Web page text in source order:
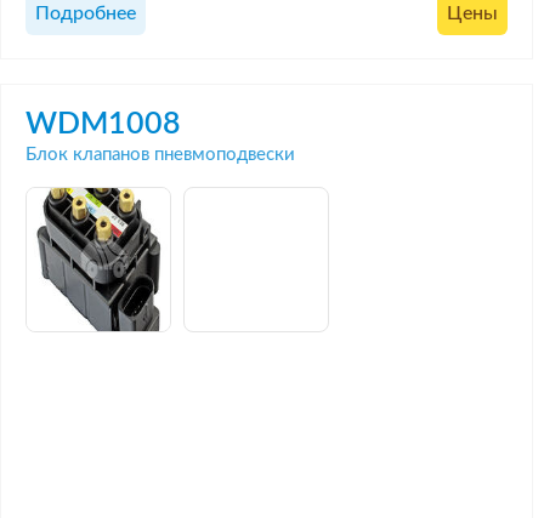
Подробнее Цены
WDM1008
Блок клапанов пневмоподвески